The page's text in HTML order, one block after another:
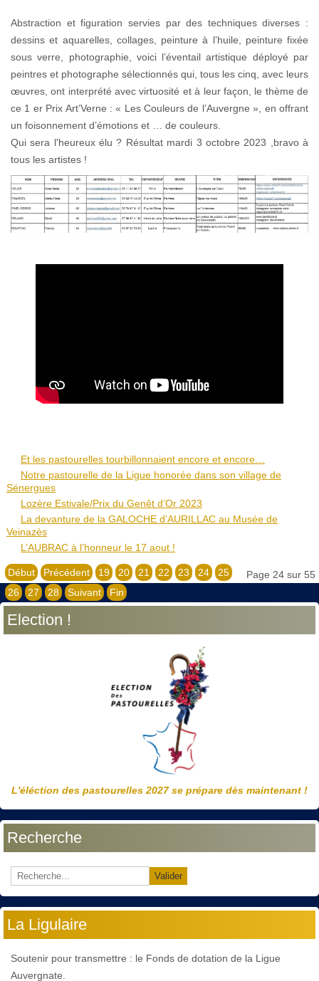
Abstraction et figuration servies par des techniques diverses :
dessins et aquarelles, collages, peinture à l’huile, peinture fixée
sous verre, photographie, voici l’éventail artistique déployé par
peintres et photographe sélectionnés qui, tous les cinq, avec leurs
œuvres, ont interprété avec virtuosité et à leur façon, le thème de
ce 1 er Prix Art’Verne : « Les Couleurs de l’Auvergne », en offrant
un foisonnement d’émotions et … de couleurs.
Qui sera l'heureux élu ? Résultat mardi 3 octobre 2023 ,bravo à
tous les artistes !
Et les pastourelles tourbillonnaient encore et encore…
Notre pastourelle de la Ligue honorée dans son village de
Sénergues
Lozère Estivale/Prix du Genêt d’Or 2023
La devanture de la GALOCHE d’AURILLAC au Musée de
Veinazès
L’AUBRAC à l’honneur le 17 aout !
Page 24 sur 55
Début Précédent 19 20 21 22 23 24
25
26
27 28 Suivant Fin
Election !
L'éléction des pastourelles 2027 se prépare dès maintenant !
Recherche
Valider
La Ligulaire
Soutenir pour transmettre : le Fonds de dotation de la Ligue
Auvergnate.